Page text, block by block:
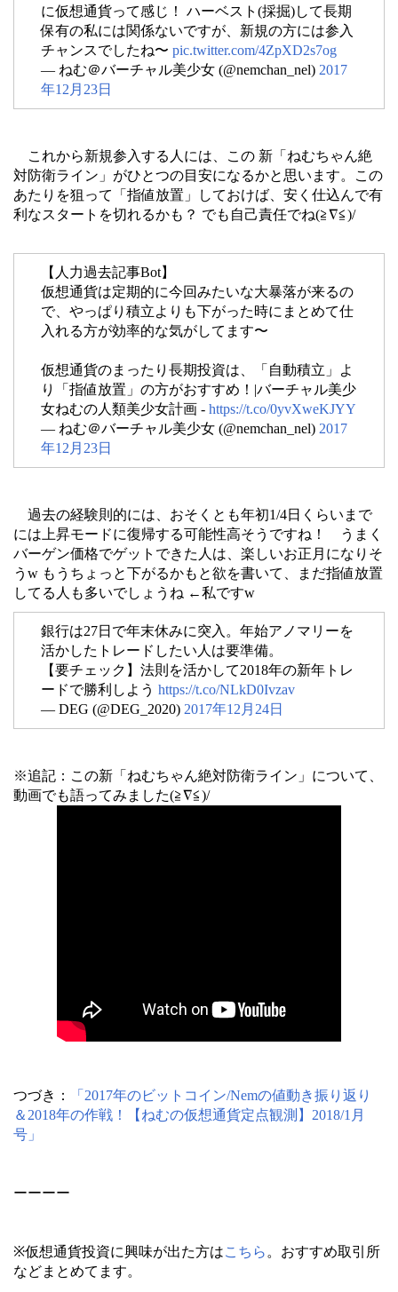
に仮想通貨って感じ！ ハーベスト(採掘)して長期
保有の私には関係ないですが、新規の方には参入
チャンスでしたね〜 pic.twitter.com/4ZpXD2s7og
— ねむ＠バーチャル美少女 (@nemchan_nel) 2017
年12月23日
これから新規参入する人には、この 新「ねむちゃん絶
対防衛ライン」がひとつの目安になるかと思います。この
あたりを狙って「指値放置」しておけば、安く仕込んで有
利なスタートを切れるかも？ でも自己責任でね(≧∇≦)/
【人力過去記事Bot】
仮想通貨は定期的に今回みたいな大暴落が来るの
で、やっぱり積立よりも下がった時にまとめて仕
入れる方が効率的な気がしてます〜
仮想通貨のまったり長期投資は、「自動積立」よ
り「指値放置」の方がおすすめ！|バーチャル美少
女ねむの人類美少女計画 - https://t.co/0yvXweKJYY
— ねむ＠バーチャル美少女 (@nemchan_nel) 2017
年12月23日
過去の経験則的には、おそくとも年初1/4日くらいまで
には上昇モードに復帰する可能性高そうですね！ うまく
バーゲン価格でゲットできた人は、楽しいお正月になりそ
うw もうちょっと下がるかもと欲を書いて、まだ指値放置
してる人も多いでしょうね ←私ですw
銀行は27日で年末休みに突入。年始アノマリーを
活かしたトレードしたい人は要準備。
【要チェック】法則を活かして2018年の新年トレ
ードで勝利しよう https://t.co/NLkD0Ivzav
— DEG (@DEG_2020) 2017年12月24日
※追記：この新「ねむちゃん絶対防衛ライン」について、
動画でも語ってみました(≧∇≦)/
つづき：
「2017年のビットコイン/Nemの値動き振り返り
＆2018年の作戦！【ねむの仮想通貨定点観測】2018/1月
号」
ーーーー
※仮想通貨投資に興味が出た方はこちら 。おすすめ取引所
などまとめてます。